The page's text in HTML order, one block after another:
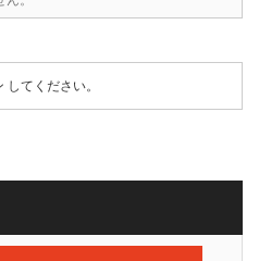
してください。